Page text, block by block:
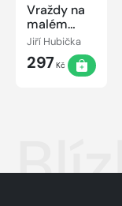
Vraždy na
malém
městě -
Případy
Dany
Králíčkové
Jiří Hubička
297Kč